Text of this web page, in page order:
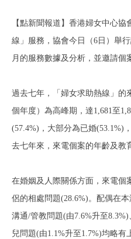
【點新聞報道】香港婦女中心
線」服務，協會今日（6日）舉
月的服務數據及分析，並邀請個
過去七年，「婦女求助熱線」的
個年度）為高峰期，達1,681至
(57.4%)，大部分為已婚(53.1%)
去七年來，來電個案的年齡及教
在婚姻及人際關係方面，來電個
侶的相處問題(28.6%)。配偶在
溝通/管教問題(由7.6%升至
兒問題(由1.1%升至1.7%)均略有